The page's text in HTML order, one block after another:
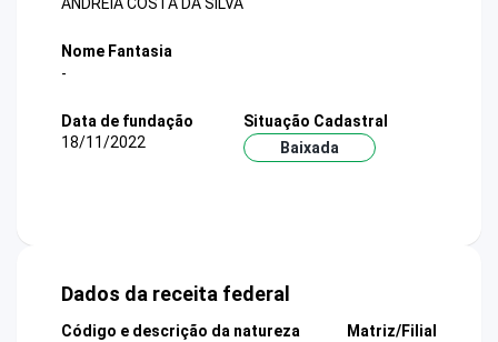
Nome Fantasia
-
Data de fundação
18/11/2022
Situação Cadastral
Baixada
Dados da receita federal
Código e descrição da natureza
Matriz/Filial